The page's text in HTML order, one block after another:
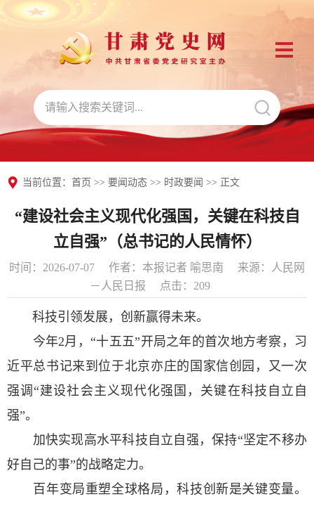
当前位置： 首页 >> 要闻动态 >> 时政要闻 >> 正文
“建设社会主义现代化强国，关键在科技自
立自强”（总书记的人民情怀）
时间：2026-07-07 作者：本报记者 喻思南
来源：人民网
－人民日报
点击： 209
科技引领发展，创新赢得未来。
今年2月，“十五五”开局之年的首次地方考察，习
近平总书记来到位于北京亦庄的国家信创园，又一次
强调“建设社会主义现代化强国，关键在科技自立自
强”。
加快实现高水平科技自立自强，保持“坚定不移办
好自己的事”的战略定力。
百年变局重塑全球格局，科技创新是关键变量。